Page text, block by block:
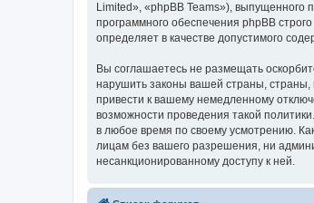
Limited», «phpBB Teams»), выпущенного
программного обеспечения phpBB
определяет в качестве допустимого
Вы соглашаетесь не размещать
нарушить законы вашей страны, страны,
привести к вашему немедленному
возможности проведения такой
в любое время по своему усмотрению.
лицам без вашего разрешения, ни
несанкционированному доступу к ней.